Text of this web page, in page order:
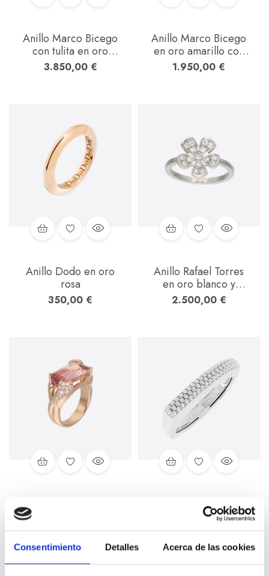
Consentimiento Detalles Acerca de las cookies
Anillo Marco Bicego
con tulita en oro
amarillo
3.850,00 €
Anillo Marco Bicego
en oro amarillo con
diamantes
1.950,00 €
Anillo Dodo en oro
rosa
350,00 €
Anillo Rafael Torres
en oro blanco y
brillantes
2.500,00 €
Anillo Rafael Torres
brillantes en oro rosa.
6.600,00€
Anillo plata Pesavento
260,00 €